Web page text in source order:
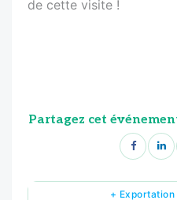
de cette visite !
Partagez cet
+